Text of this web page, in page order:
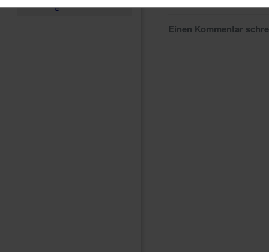
e
Einen Kommentar